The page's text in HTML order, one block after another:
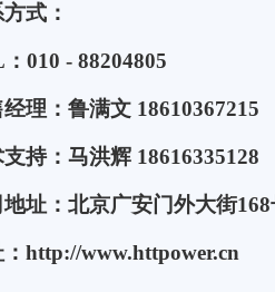
式：
010 - 88204805
理：鲁满文 18610367215
持：马洪辉 18616335128
址：北京广安门外大街
：http://www.httpower.cn